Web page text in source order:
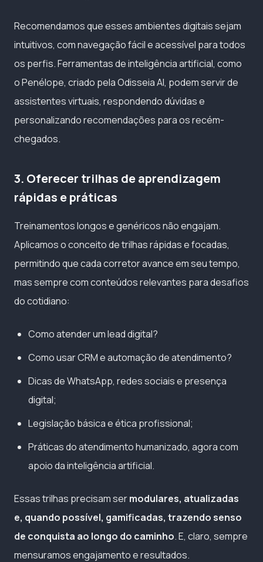
Recomendamos que esses ambientes digitais sejam
intuitivos, com navegação fácil e acessível para todos
os perfis. Ferramentas de inteligência artificial, como
o Penélope, criado pela Odisseia AI, podem servir de
assistentes virtuais, respondendo dúvidas e
personalizando recomendações para os recém-
chegados.
3. Oferecer trilhas de aprendizagem
rápidas e práticas
Treinamentos longos e genéricos não engajam.
Aplicamos o conceito de trilhas rápidas e focadas,
permitindo que cada corretor avance em seu tempo,
mas sempre com conteúdos relevantes para desafios
do cotidiano:
Como atender um lead digital?
Como usar CRM e automação de atendimento?
Dicas de WhatsApp, redes sociais e presença
digital;
Legislação básica e ética profissional;
Práticas do atendimento humanizado, agora com
apoio da inteligência artificial.
Essas trilhas precisam sermodulares, atualizadas
e, quando possível, gamificadas, trazendo senso
de conquista ao longo do caminho. E, claro, sempre
mensuramos engajamento e resultados.